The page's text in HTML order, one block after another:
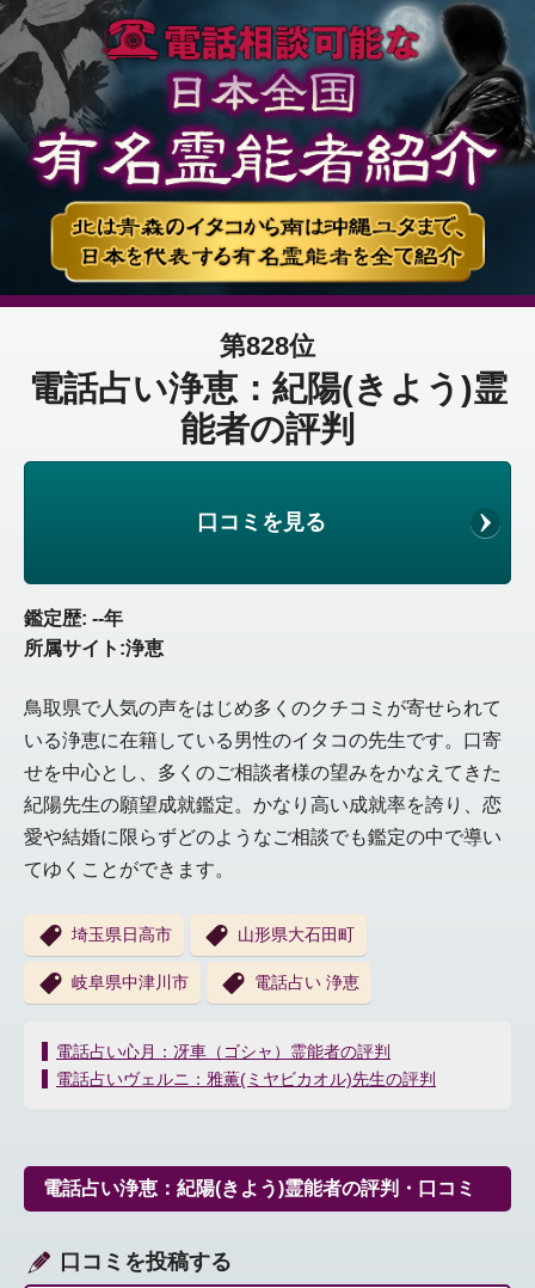
第828位
電話占い浄恵：紀陽(きよう)霊
能者の評判
口コミを見る
鑑定歴: --年
所属サイト:浄恵
鳥取県で人気の声をはじめ多くのクチコミが寄せられて
いる浄恵に在籍している男性のイタコの先生です。口寄
せを中心とし、多くのご相談者様の望みをかなえてきた
紀陽先生の願望成就鑑定。かなり高い成就率を誇り、恋
愛や結婚に限らずどのようなご相談でも鑑定の中で導い
てゆくことができます。
埼玉県日高市 山形県大石田町
岐阜県中津川市 電話占い 浄恵
投
稿
ー
シ
ン
電話占い心月：冴車（ゴシャ）霊能者の評判
電話占いヴェルニ：雅薫(ミヤビカオル)先生の評判
電話占い浄恵：紀陽(きよう)霊能者の評判・口コミ
口コミを投稿する